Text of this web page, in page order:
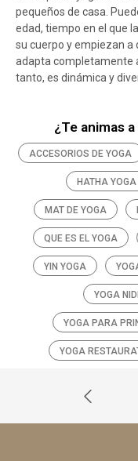
pequeños de casa.
edad, tiempo en el que
su cuerpo y empiezan a
adapta completamente
tanto, es dinámica y
¿Te animas
ACCESORIOS DE YOGA
HATHA YOGA
MAT DE YOGA
QUE ES EL YOGA
YIN YOGA
YOGA
YOGA PARA
YOGA